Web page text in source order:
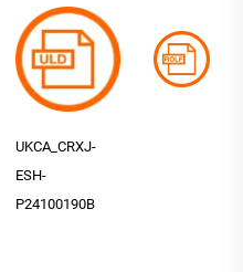
UKCA_CRXJ-
ESH-
P24100190B